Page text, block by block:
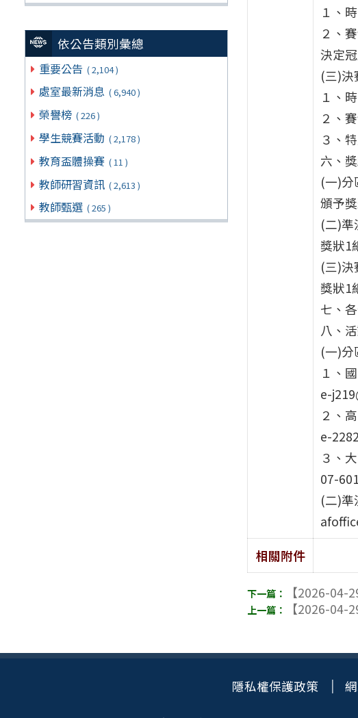
依公告類別彙總
重要公告 ( 2,104 )
處室最新消息 ( 6,940 )
榮譽榜 ( 226 )
學生競賽活動 ( 2,178 )
教育盃體操賽 ( 11 )
教師研習資訊 ( 2,613 )
教師甄選 ( 265 )
１、
２、
決定
(三)決
１、
２、
３、
六、
(一)分
頒予
(二)準
獎狀1
(三)決
獎狀1
七、
八、
(一)分
１、
e-
２、
e-
３、
07-
(二)準
相關附件
【2026-04-
【2026-04-
隱私權保護政策